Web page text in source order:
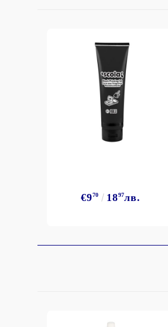
Пигментни Мастила
ЕКСКЛУЗИВНИ,
€970 1897лв.